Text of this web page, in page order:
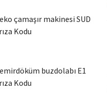
çamaşır makinesi SUD
Kodu
buzdolabı E1
Kodu